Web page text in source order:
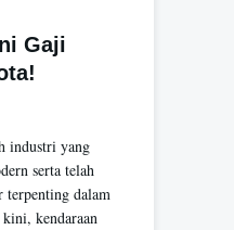
Gaji
industri yang
serta telah
terpenting dalam
kendaraan